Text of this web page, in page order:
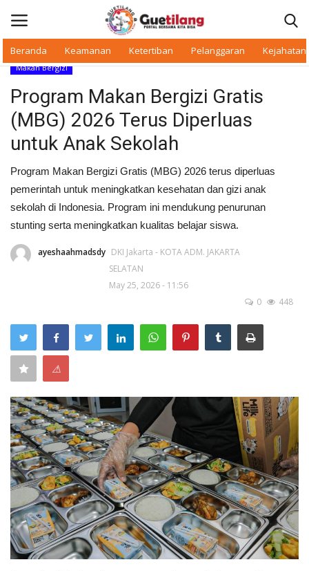
Beranda Keamanan Ketertiban Pelanggaran Kejahatan
Beranda
Makan Bergizi
Warkop Digital
Pelanggaran
Keamanan
Kejahatan
Cybers Event
UMKM & Ekonomi Kreatif
Pekerja Migran Indonesia
Ekonomi
Pendidikan
Makan Bergizi
Program Makan Bergizi Gratis
(MBG) 2026 Terus Diperluas
untuk Anak Sekolah
Program Makan Bergizi Gratis (MBG) 2026 terus diperluas
pemerintah untuk meningkatkan kesehatan dan gizi anak
sekolah di Indonesia. Program ini mendukung penurunan
stunting serta meningkatkan kualitas belajar siswa.
ayeshaahmadsdy DKI Jakarta - KOTA ADM. JAKARTA
SELATAN
May 25, 2026 - 11:56
0
448
⚠